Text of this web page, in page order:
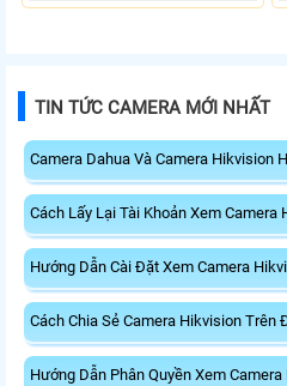
TIN TỨC CAMERA MỚI NHẤT
Camera Dahua Và Camera Hikvision
Cách Lấy Lại Tài Khoản Xem
Hướng Dẫn Cài Đặt Xem Camera
Cách Chia Sẻ Camera Hikvision Trên
Hướng Dẫn Phân Quyền Xem